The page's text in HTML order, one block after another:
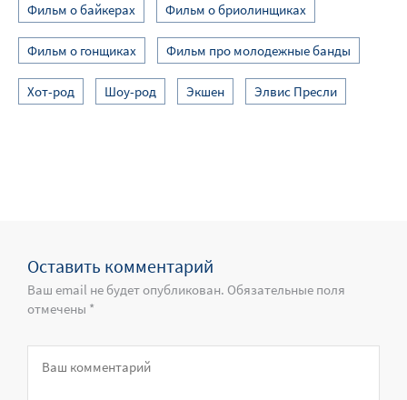
Фильм о байкерах Фильм о бриолинщиках
Фильм о гонщиках Фильм про молодежные банды
Хот-род Шоу-род Экшен Элвис Пресли
Оставить комментарий
Ваш email не будет опубликован. Обязательные поля
отмечены *